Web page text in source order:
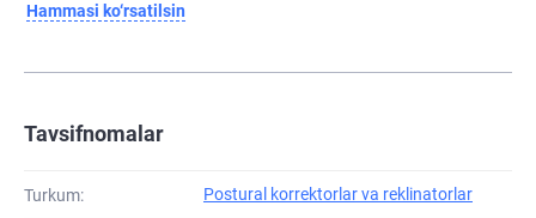
Hammasi ko‘rsatilsin
Tavsifnomalar
Turkum: Postural korrektorlar va reklinatorlar